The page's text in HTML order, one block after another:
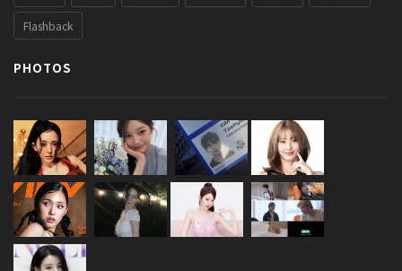
Flashback
PHOTOS